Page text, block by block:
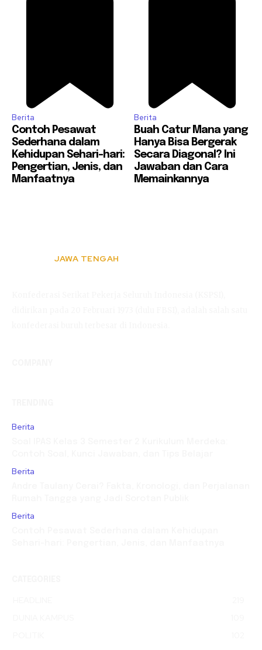
Berita
Contoh Pesawat
Sederhana dalam
Kehidupan Sehari-hari:
Pengertian, Jenis, dan
Manfaatnya
Berita
Buah Catur Mana yang
Hanya Bisa Bergerak
Secara Diagonal? Ini
Jawaban dan Cara
Memainkannya
JAWA TENGAH
Berita
Berita
Berita